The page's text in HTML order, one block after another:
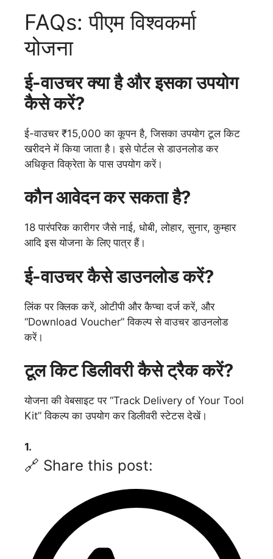
FAQs: पीएम विश्वकर्मा
योजना
ई-वाउचर क्या है और इसका उपयोग
कैसे करें?
ई-वाउचर ₹15,000 का कूपन है, जिसका उपयोग टूल किट
खरीदने में किया जाता है। इसे पोर्टल से डाउनलोड कर
अधिकृत विक्रेता के पास उपयोग करें।
कौन आवेदन कर सकता है?
18 पारंपरिक कारीगर जैसे नाई, धोबी, लोहार, सुनार, कुम्हार
आदि इस योजना के लिए पात्र हैं।
ई-वाउचर कैसे डाउनलोड करें?
लिंक पर क्लिक करें, ओटीपी और कैप्चा दर्ज करें, और
“Download Voucher” विकल्प से वाउचर डाउनलोड
करें।
टूल किट डिलीवरी कैसे ट्रैक करें?
योजना की वेबसाइट पर “Track Delivery of Your Tool
Kit” विकल्प का उपयोग कर डिलीवरी स्टेटस देखें।
1.
🔗 Share this post: